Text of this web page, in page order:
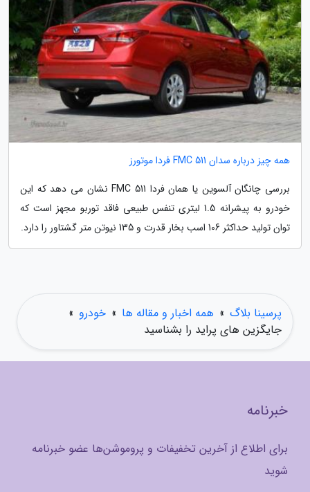
همه چیز درباره سدان FMC 511 فردا موتورز
بررسی چانگان آلسوین یا همان فردا FMC 511 نشان می دهد که این
خودرو به پیشرانه 1.5 لیتری تنفس طبیعی فاقد توربو مجهز است که
توان تولید حداکثر 106 اسب بخار قدرت و 135 نیوتن متر گشتاور را دارد.
پرسینا بلاگ » همه اخبار و مقاله ها » خودرو »
جایگزین های پراید را بشناسید
خبرنامه
برای اطلاع از آخرین تخفیفات و پروموشن‌ها عضو خبرنامه
شوید